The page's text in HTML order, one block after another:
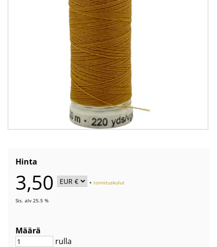
Hinta
3,50 +toimituskulut
Sis. alv 25.5 %
Määrä
rulla